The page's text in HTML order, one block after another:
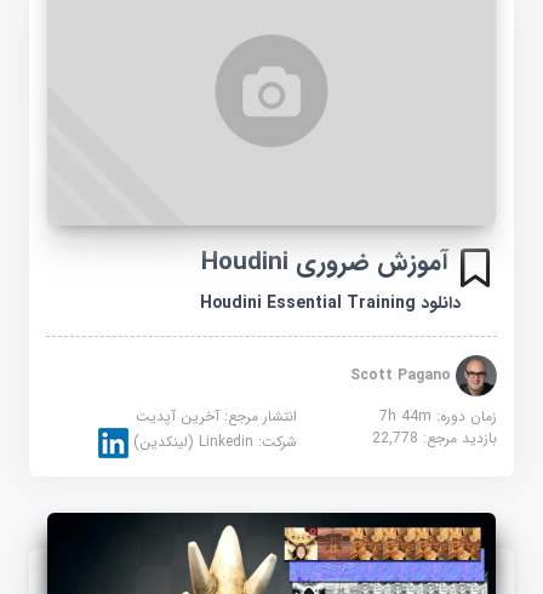
آموزش ضروری Houdini
دانلود Houdini Essential Training
Scott Pagano
زمان دوره: 7h 44m
انتشار مرجع:آخرین آپدیت
بازدید مرجع:22,778 شرکت:Linkedin (لینکدین)